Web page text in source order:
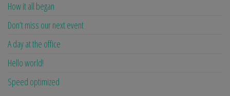
How it all began
Don’t miss our next event
A day at the office
Hello world!
Speed optimized